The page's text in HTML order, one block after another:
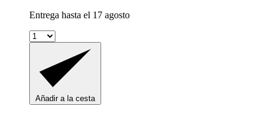
Entrega hasta el 17 agosto
Añadir a la cesta